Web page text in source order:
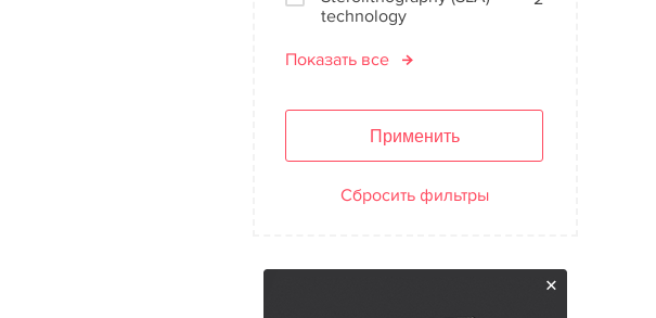
technology
Показать все
Применить
Сбросить фильтры